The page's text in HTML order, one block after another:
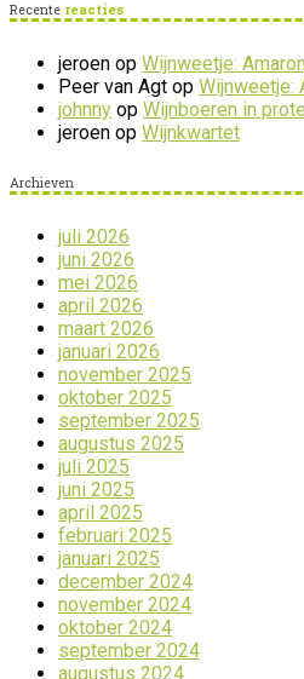
Recente reacties
jeroen op Wijnweetje:
Peer van Agt op Wijnweetje:
johnny op Wijnboeren in
jeroen op Wijnkwartet
Archieven
juli 2026
juni 2026
mei 2026
april 2026
maart 2026
januari 2026
november 2025
oktober 2025
september 2025
augustus 2025
juli 2025
juni 2025
april 2025
februari 2025
januari 2025
december 2024
november 2024
oktober 2024
september 2024
augustus 2024